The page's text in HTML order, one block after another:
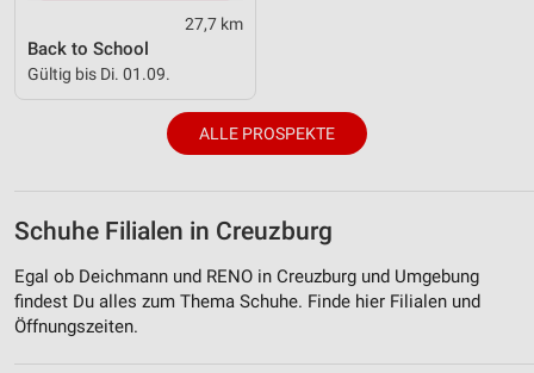
27,7 km
Back to School
Gültig bis Di. 01.09.
ALLE PROSPEKTE
Schuhe Filialen in Creuzburg
Egal ob Deichmann und RENO in Creuzburg und Umgebung
findest Du alles zum Thema Schuhe. Finde hier Filialen und
Öffnungszeiten.